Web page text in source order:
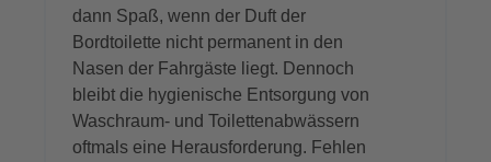
dann Spaß, wenn der Duft der
Bordtoilette nicht permanent in den
Nasen der Fahrgäste liegt. Dennoch
bleibt die hygienische Entsorgung von
Waschraum- und Toilettenabwässern
oftmals eine Herausforderung. Fehlen